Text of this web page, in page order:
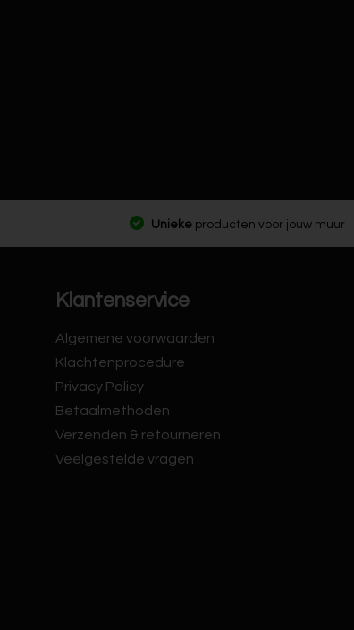
Unieke producten voor jouw muur
Klantenservice
Algemene voorwaarden
Klachtenprocedure
Privacy Policy
Betaalmethoden
Verzenden & retourneren
Veelgestelde vragen